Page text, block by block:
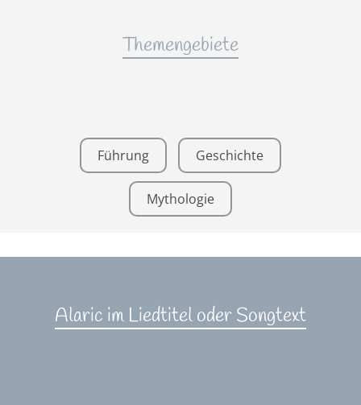
Themengebiete
Führung Geschichte
Mythologie
Alaric im Liedtitel oder Songtext